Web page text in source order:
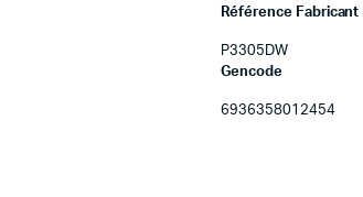
Référence Fabricant
P3305DW
Gencode
6936358012454